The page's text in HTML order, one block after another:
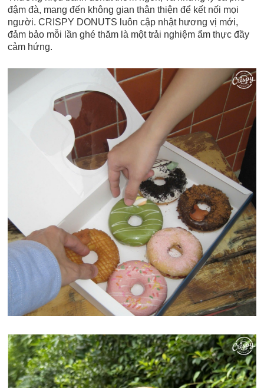
đậm đà, mang đến không gian thân thiện để kết nối mọi
người. CRISPY DONUTS luôn cập nhật hương vị mới,
đảm bảo mỗi lần ghé thăm là một trải nghiệm ẩm thực đầy
cảm hứng.